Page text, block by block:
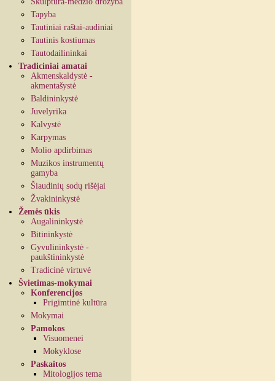
Tapyba
Tautiniai raštai-audiniai
Tautinis kostiumas
Tautodailininkai
Tradiciniai amatai
Akmenskaldystė -
akmentašystė
Baldininkystė
Juvelyrika
Kalvystė
Karpymas
Molio apdirbimas
Muzikos instrumentų
gamyba
Šiaudinių sodų rišėjai
Žvakininkystė
Žemės ūkis
Augalininkystė
Bitininkystė
Gyvulininkystė -
paukštininkystė
Tradicinė virtuvė
Švietimas-mokymai
Konferencijos
Prigimtinė kultūra
Mokymai
Pamokos
Visuomenei
Mokyklose
Paskaitos
Mitologijos tema